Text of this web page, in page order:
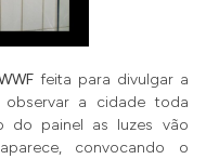
feita para divulgar a
a cidade toda
do painel as luzes vão
convocando o